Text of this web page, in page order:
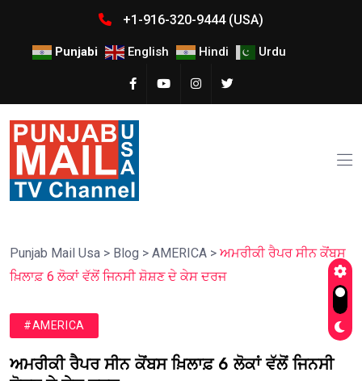
+1-916-320-9444 (USA)
Punjabi English Hindi Urdu
Punjab Mail Usa > Blog > AMERICA > ਅਮਰੀਕੀ ਰੈਪਰ ਸੀਨ ਕੋਂਬਸ
ਖ਼ਿਲਾਫ਼ 6 ਲੋਕਾਂ ਵੱਲੋਂ ਜਿਨਸੀ ਸ਼ੋਸ਼ਣ ਦੇ ਕੇਸ ਦਰਜ
#AMERICA
ਅਮਰੀਕੀ ਰੈਪਰ ਸੀਨ ਕੋਂਬਸ ਖ਼ਿਲਾਫ਼ 6 ਲੋਕਾਂ ਵੱਲੋਂ ਜਿਨਸੀ